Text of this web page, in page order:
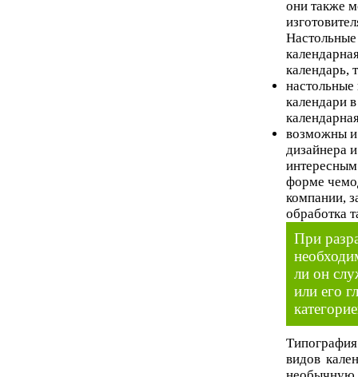
они также
календарь,
календари
возможны и
дизайнера
форме
компании,
обработка
При
ли он
или его
видов